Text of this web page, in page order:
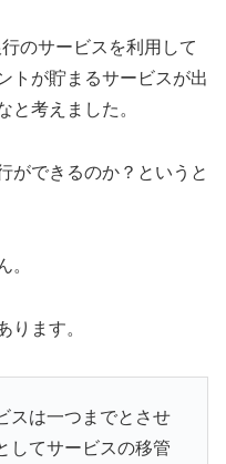
のサービスを利用して
トが貯まるサービスが出
と考えました。
ができるのか？というと
。
ります。
スは一つまでとさせ
してサービスの移管